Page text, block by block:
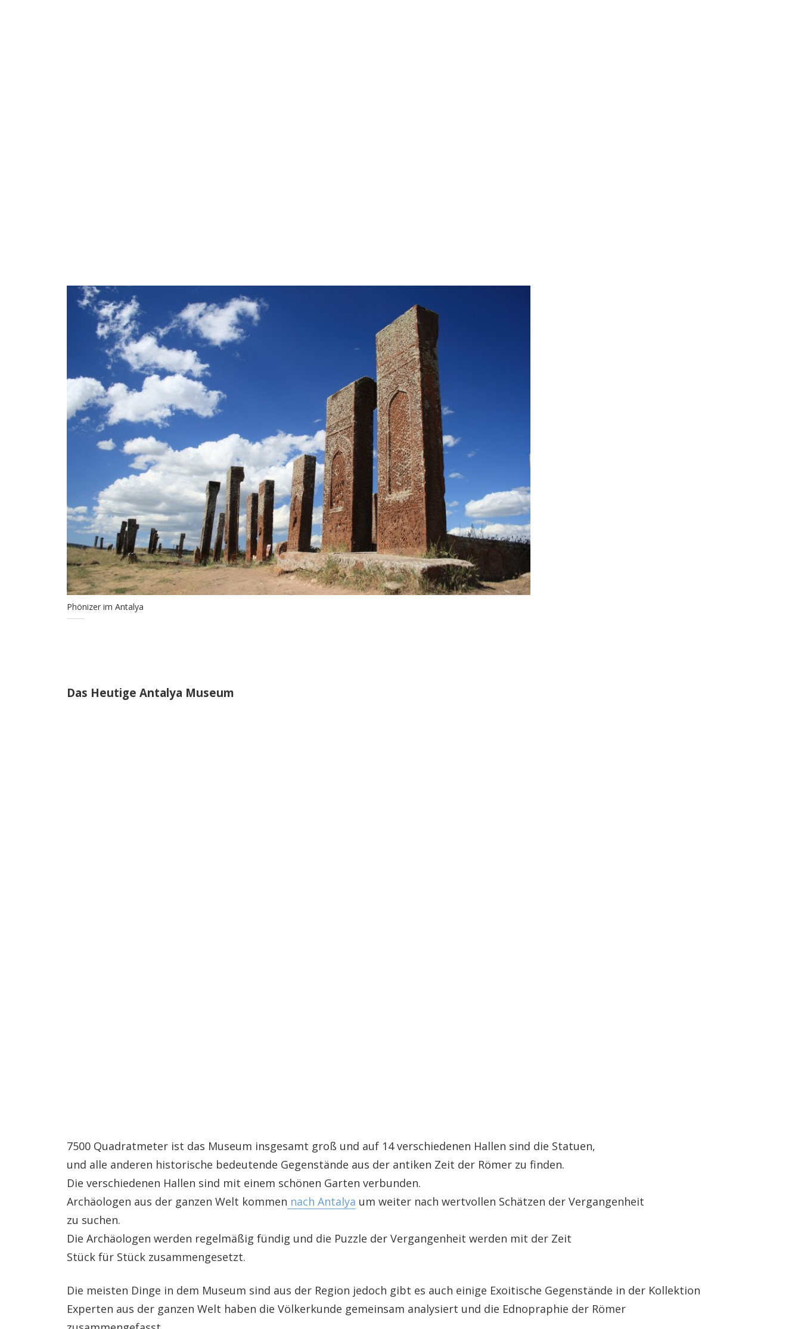
Phönizer im Antalya
Das Heutige Antalya Museum
7500 Quadratmeter ist das Museum insgesamt groß und auf 14 verschiedenen Hallen sind die Statuen,
und alle anderen historische bedeutende Gegenstände aus der antiken Zeit der Römer zu finden.
Die verschiedenen Hallen sind mit einem schönen Garten verbunden.
Archäologen aus der ganzen Welt kommen nach Antalya um weiter nach wertvollen Schätzen der Vergangenheit
zu suchen.
Die Archäologen werden regelmäßig fündig und die Puzzle der Vergangenheit werden mit der Zeit
Stück für Stück zusammengesetzt.
Die meisten Dinge in dem Museum sind aus der Region jedoch gibt es auch einige Exoitische Gegenstände in der Kollektion
Experten aus der ganzen Welt haben die Völkerkunde gemeinsam analysiert und die Ednopraphie der Römer